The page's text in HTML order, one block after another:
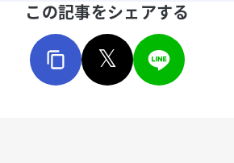
この記事をシェアする
𝕏